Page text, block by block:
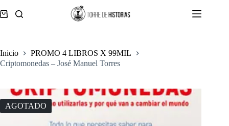
al
Carro
Inicio
PROMO 4 LIBROS X 99MIL
Criptomonedas – José Manuel Torres
AGOTADO